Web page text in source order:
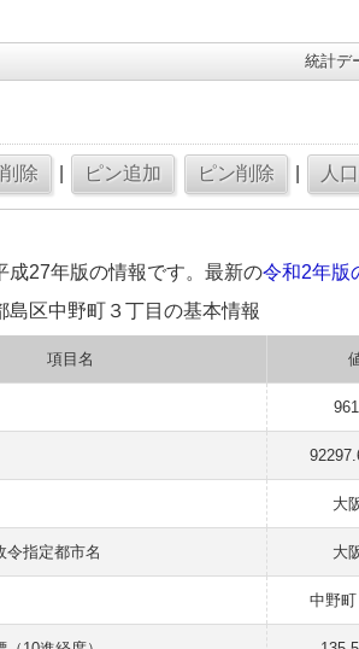
統計
27年版の情報です。最新の令和2年版
島区中野町３丁目の基本情報
項目名
大
令指定都市名 大
中野町